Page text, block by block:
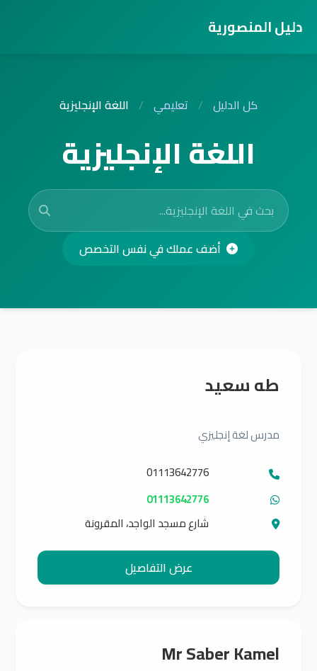
دليل المنصورية
كل الدليل / تعليمي / اللغة الإنجليزية
اللغة الإنجليزية
أضف عملك في نفس التخصص
طه سعيد
مدرس لغة إنجليزي
01113642776
01113642776
شارع مسجد الواجد، المقرونة
عرض التفاصيل
Mr Saber Kamel